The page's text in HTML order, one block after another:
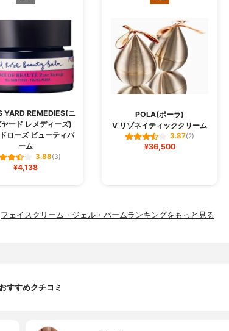
YARD REMEDIES(ニ
ード レメディーズ)
ローズ ビューティバ
ーム
3.88(3)
¥4,138
POLA(ポーラ)
V リゾネイティッククリーム
3.87(2)
¥36,500
フェイスクリーム・ジェル・バームランキングをもっと見る
すすめクチコミ